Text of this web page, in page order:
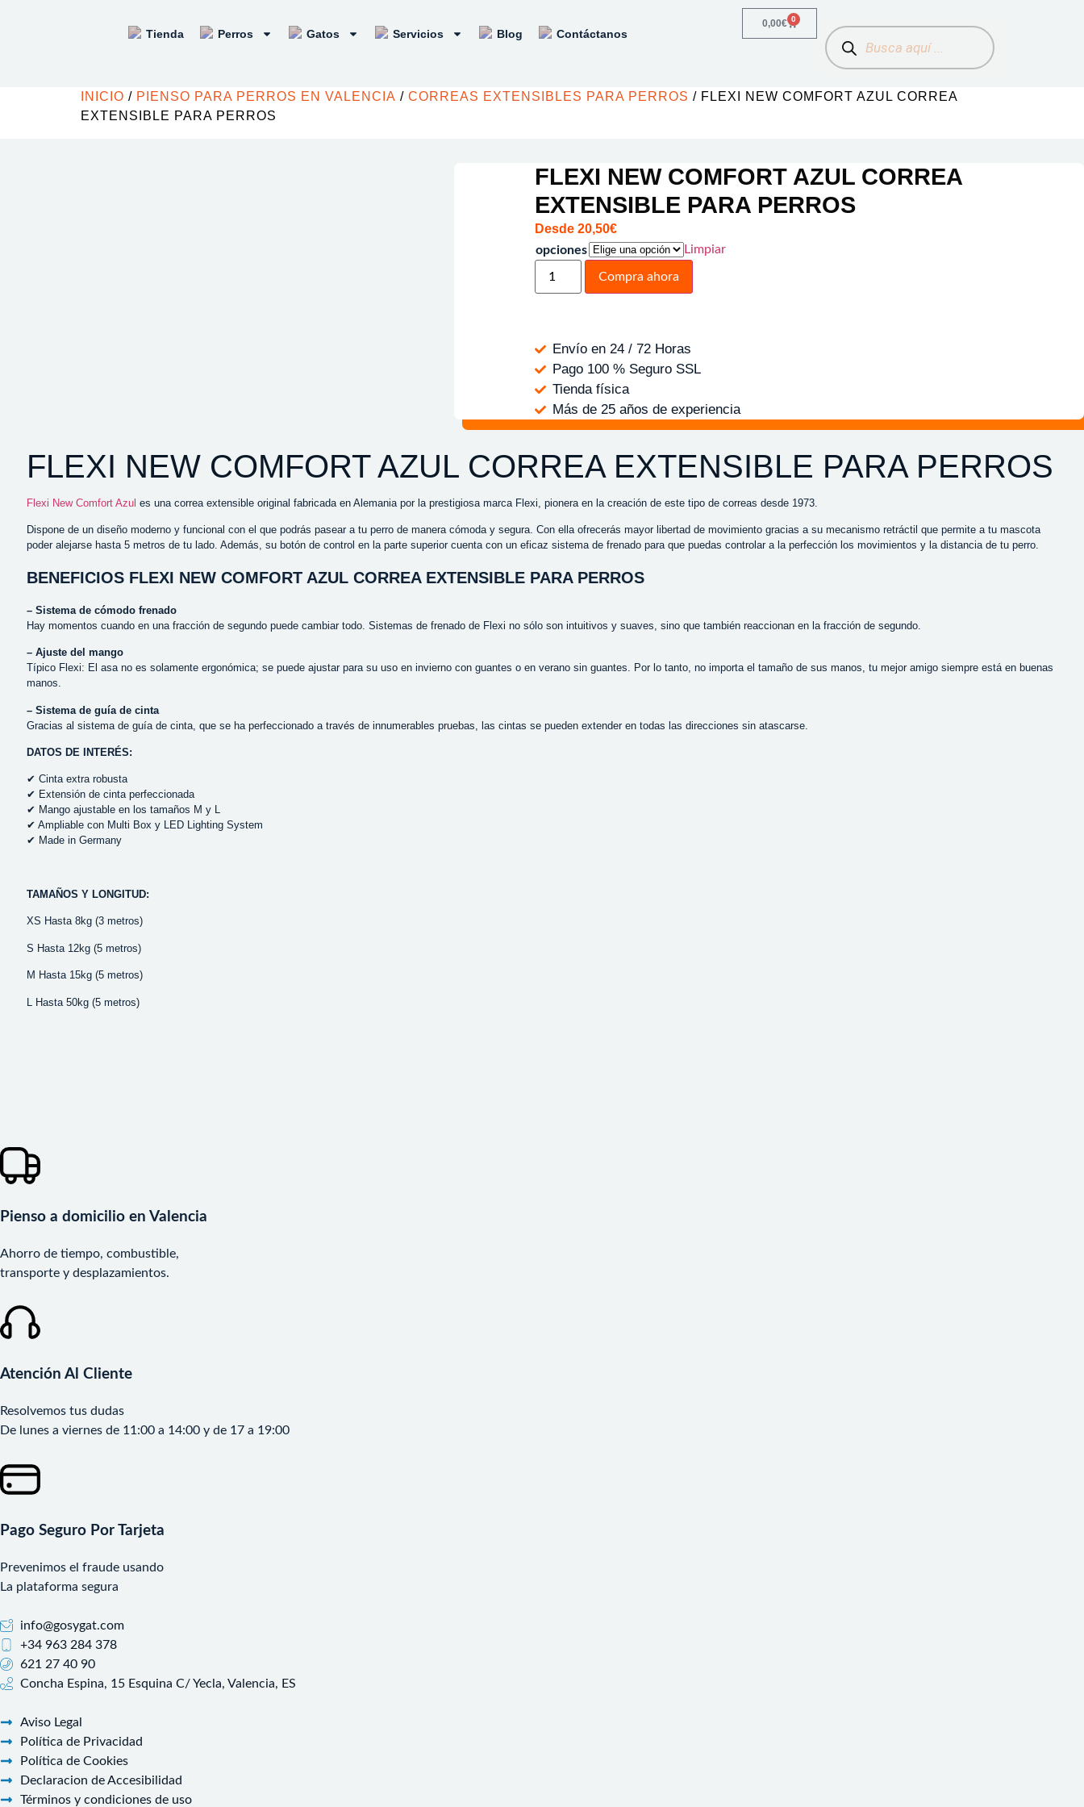
Tienda Perros Gatos Servicios Blog Contáctanos
0,00€ 0
INICIO / PIENSO PARA PERROS EN VALENCIA / CORREAS EXTENSIBLES PARA PERROS / FLEXI NEW COMFORT AZUL CORREA
EXTENSIBLE PARA PERROS
FLEXI NEW COMFORT AZUL CORREA
EXTENSIBLE PARA PERROS
Desde 20,50€
opciones Limpiar
Compra ahora
Envío en 24 / 72 Horas
Pago 100 % Seguro SSL
Tienda física
Más de 25 años de experiencia
FLEXI NEW COMFORT AZUL CORREA EXTENSIBLE PARA PERROS
Flexi New Comfort Azul es una correa extensible original fabricada en Alemania por la prestigiosa marca Flexi, pionera en la creación de este tipo de correas desde 1973.
Dispone de un diseño moderno y funcional con el que podrás pasear a tu perro de manera cómoda y segura. Con ella ofrecerás mayor libertad de movimiento gracias a su mecanismo retráctil que permite a tu mascota
poder alejarse hasta 5 metros de tu lado. Además, su botón de control en la parte superior cuenta con un eficaz sistema de frenado para que puedas controlar a la perfección los movimientos y la distancia de tu perro.
BENEFICIOS FLEXI NEW COMFORT AZUL CORREA EXTENSIBLE PARA PERROS
– Sistema de cómodo frenado
Hay momentos cuando en una fracción de segundo puede cambiar todo. Sistemas de frenado de Flexi no sólo son intuitivos y suaves, sino que también reaccionan en la fracción de segundo.
– Ajuste del mango
Típico Flexi: El asa no es solamente ergonómica; se puede ajustar para su uso en invierno con guantes o en verano sin guantes. Por lo tanto, no importa el tamaño de sus manos, tu mejor amigo siempre está en buenas
manos.
– Sistema de guía de cinta
Gracias al sistema de guía de cinta, que se ha perfeccionado a través de innumerables pruebas, las cintas se pueden extender en todas las direcciones sin atascarse.
DATOS DE INTERÉS:
✔ Cinta extra robusta
✔ Extensión de cinta perfeccionada
✔ Mango ajustable en los tamaños M y L
✔ Ampliable con Multi Box y LED Lighting System
✔ Made in Germany
TAMAÑOS Y LONGITUD:
XS Hasta 8kg (3 metros)
S Hasta 12kg (5 metros)
M Hasta 15kg (5 metros)
L Hasta 50kg (5 metros)
Pienso a domicilio en Valencia
Ahorro de tiempo, combustible,
transporte y desplazamientos.
Atención Al Cliente
Resolvemos tus dudas
De lunes a viernes de 11:00 a 14:00 y de 17 a 19:00
Pago Seguro Por Tarjeta
Prevenimos el fraude usando
La plataforma segura
info@gosygat.com
+34 963 284 378
621 27 40 90
Concha Espina, 15 Esquina C/ Yecla, Valencia, ES
Aviso Legal
Política de Privacidad
Política de Cookies
Declaracion de Accesibilidad
Términos y condiciones de uso